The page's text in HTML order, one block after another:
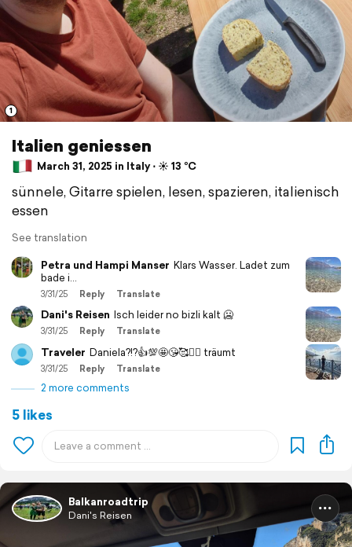
1
Italien geniessen
March 31, 2025 in Italy ⋅ ☀️ 13 °C
sünnele, Gitarre spielen, lesen, spazieren, italienisch
essen
See translation
Petra und Hampi Manser Klars Wasser. Ladet zum
bade i...
3/31/25 Reply Translate
Dani's Reisen Isch leider no bizli kalt 🥶
3/31/25 Reply Translate
Traveler Daniela?!?👍💯🤩😘🥰❤️‍🔥 träumt
3/31/25 Reply Translate
2 more comments
5 likes
Balkanroadtrip
Dani's Reisen